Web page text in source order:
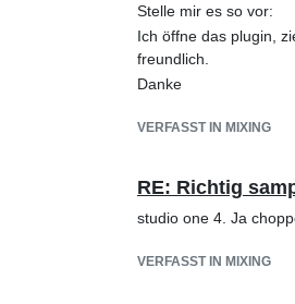
Stelle mir es so vor:
Ich öffne das plugin,
freundlich.
Danke
VERFASST IN MIXING
RE: Richtig
studio one 4. Ja
VERFASST IN MIXING